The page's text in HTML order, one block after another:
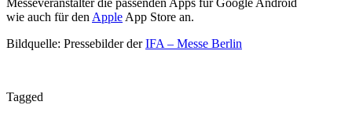
Messeveranstalter die passenden Apps für Google Android
wie auch für den Apple App Store an.
Bildquelle: Pressebilder derIFA – Messe Berlin
Tagged